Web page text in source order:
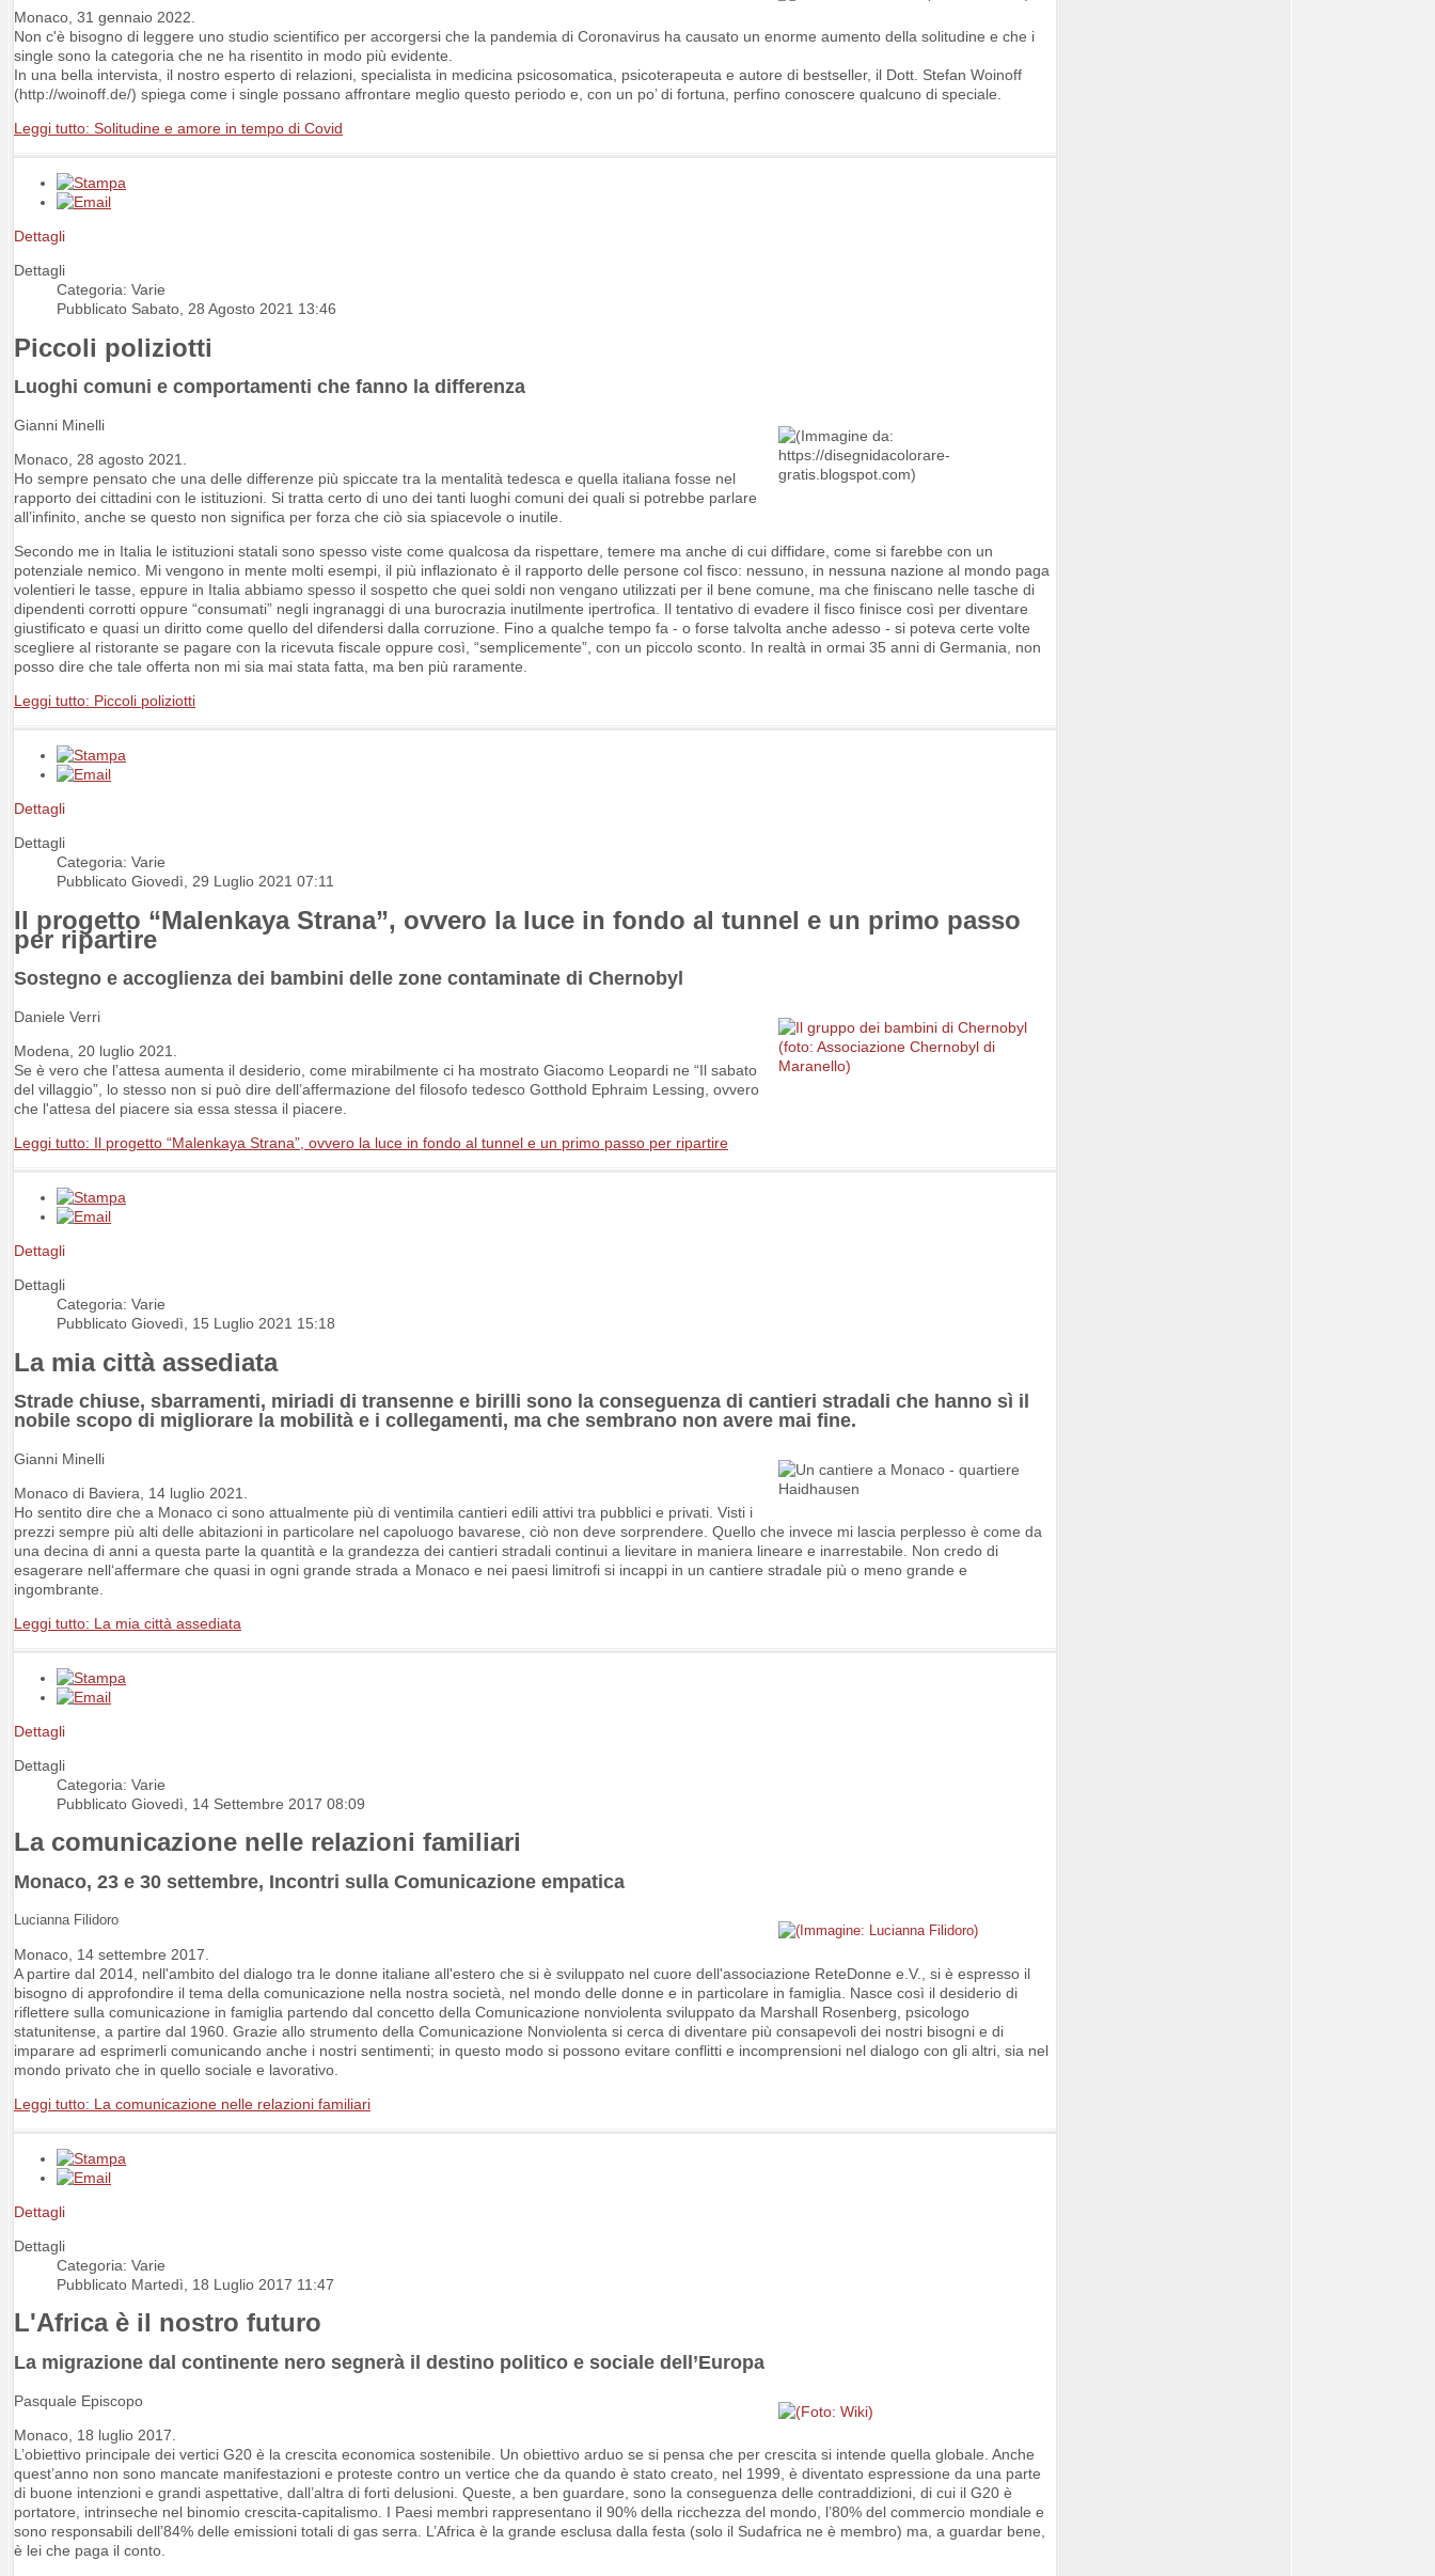
Monaco, 31 gennaio 2022.
Non c'è bisogno di leggere uno studio scientifico per accorgersi che la pandemia di Coronavirus ha causato un enorme aumento della solitudine e che i
single sono la categoria che ne ha risentito in modo più evidente.
In una bella intervista, il nostro esperto di relazioni, specialista in medicina psicosomatica, psicoterapeuta e autore di bestseller, il Dott. Stefan Woinoff
(http://woinoff.de/) spiega come i single possano affrontare meglio questo periodo e, con un po’ di fortuna, perfino conoscere qualcuno di speciale.
Leggi tutto: Solitudine e amore in tempo di Covid
Dettagli
Dettagli
Categoria: Varie
Pubblicato Sabato, 28 Agosto 2021 13:46
Piccoli poliziotti
Luoghi comuni e comportamenti che fanno la differenza
Gianni Minelli
Monaco, 28 agosto 2021.
Ho sempre pensato che una delle differenze più spiccate tra la mentalità tedesca e quella italiana fosse nel
rapporto dei cittadini con le istituzioni. Si tratta certo di uno dei tanti luoghi comuni dei quali si potrebbe parlare
all’infinito, anche se questo non significa per forza che ciò sia spiacevole o inutile.
Secondo me in Italia le istituzioni statali sono spesso viste come qualcosa da rispettare, temere ma anche di cui diffidare, come si farebbe con un
potenziale nemico. Mi vengono in mente molti esempi, il più inflazionato è il rapporto delle persone col fisco: nessuno, in nessuna nazione al mondo paga
volentieri le tasse, eppure in Italia abbiamo spesso il sospetto che quei soldi non vengano utilizzati per il bene comune, ma che finiscano nelle tasche di
dipendenti corrotti oppure “consumati” negli ingranaggi di una burocrazia inutilmente ipertrofica. Il tentativo di evadere il fisco finisce così per diventare
giustificato e quasi un diritto come quello del difendersi dalla corruzione. Fino a qualche tempo fa - o forse talvolta anche adesso - si poteva certe volte
scegliere al ristorante se pagare con la ricevuta fiscale oppure così, “semplicemente”, con un piccolo sconto. In realtà in ormai 35 anni di Germania, non
posso dire che tale offerta non mi sia mai stata fatta, ma ben più raramente.
Leggi tutto: Piccoli poliziotti
Dettagli
Dettagli
Categoria: Varie
Pubblicato Giovedì, 29 Luglio 2021 07:11
Il progetto “Malenkaya Strana”, ovvero la luce in fondo al tunnel e un primo passo
per ripartire
Sostegno e accoglienza dei bambini delle zone contaminate di Chernobyl
Daniele Verri
Modena, 20 luglio 2021.
Se è vero che l’attesa aumenta il desiderio, come mirabilmente ci ha mostrato Giacomo Leopardi ne “Il sabato
del villaggio”, lo stesso non si può dire dell’affermazione del filosofo tedesco Gotthold Ephraim Lessing, ovvero
che l'attesa del piacere sia essa stessa il piacere.
Leggi tutto: Il progetto “Malenkaya Strana”, ovvero la luce in fondo al tunnel e un primo passo per ripartire
Dettagli
Dettagli
Categoria: Varie
Pubblicato Giovedì, 15 Luglio 2021 15:18
La mia città assediata
Strade chiuse, sbarramenti, miriadi di transenne e birilli sono la conseguenza di cantieri stradali che hanno sì il
nobile scopo di migliorare la mobilità e i collegamenti, ma che sembrano non avere mai fine.
Gianni Minelli
Monaco di Baviera, 14 luglio 2021.
Ho sentito dire che a Monaco ci sono attualmente più di ventimila cantieri edili attivi tra pubblici e privati. Visti i
prezzi sempre più alti delle abitazioni in particolare nel capoluogo bavarese, ciò non deve sorprendere. Quello che invece mi lascia perplesso è come da
una decina di anni a questa parte la quantità e la grandezza dei cantieri stradali continui a lievitare in maniera lineare e inarrestabile. Non credo di
esagerare nell‘affermare che quasi in ogni grande strada a Monaco e nei paesi limitrofi si incappi in un cantiere stradale più o meno grande e
ingombrante.
Leggi tutto: La mia città assediata
Dettagli
Dettagli
Categoria: Varie
Pubblicato Giovedì, 14 Settembre 2017 08:09
La comunicazione nelle relazioni familiari
Monaco, 23 e 30 settembre, Incontri sulla Comunicazione empatica
Lucianna Filidoro
Monaco, 14 settembre 2017.
A partire dal 2014, nell'ambito del dialogo tra le donne italiane all'estero che si è sviluppato nel cuore dell'associazione ReteDonne e.V., si è espresso il
bisogno di approfondire il tema della comunicazione nella nostra società, nel mondo delle donne e in particolare in famiglia. Nasce così il desiderio di
riflettere sulla comunicazione in famiglia partendo dal concetto della Comunicazione nonviolenta sviluppato da Marshall Rosenberg, psicologo
statunitense, a partire dal 1960. Grazie allo strumento della Comunicazione Nonviolenta si cerca di diventare più consapevoli dei nostri bisogni e di
imparare ad esprimerli comunicando anche i nostri sentimenti; in questo modo si possono evitare conflitti e incomprensioni nel dialogo con gli altri, sia nel
mondo privato che in quello sociale e lavorativo.
Leggi tutto: La comunicazione nelle relazioni familiari
Dettagli
Dettagli
Categoria: Varie
Pubblicato Martedì, 18 Luglio 2017 11:47
L'Africa è il nostro futuro
La migrazione dal continente nero segnerà il destino politico e sociale dell’Europa
Pasquale Episcopo
Monaco, 18 luglio 2017.
L’obiettivo principale dei vertici G20 è la crescita economica sostenibile. Un obiettivo arduo se si pensa che per crescita si intende quella globale. Anche
quest’anno non sono mancate manifestazioni e proteste contro un vertice che da quando è stato creato, nel 1999, è diventato espressione da una parte
di buone intenzioni e grandi aspettative, dall’altra di forti delusioni. Queste, a ben guardare, sono la conseguenza delle contraddizioni, di cui il G20 è
portatore, intrinseche nel binomio crescita-capitalismo. I Paesi membri rappresentano il 90% della ricchezza del mondo, l’80% del commercio mondiale e
sono responsabili dell’84% delle emissioni totali di gas serra. L’Africa è la grande esclusa dalla festa (solo il Sudafrica ne è membro) ma, a guardar bene,
è lei che paga il conto.